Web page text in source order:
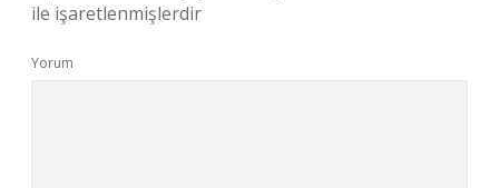
ile işaretlenmişlerdir
Yorum